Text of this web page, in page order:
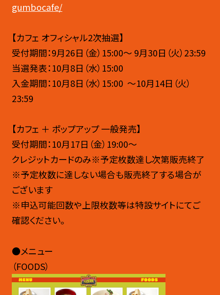
gumbocafe/
【カフェ オフィシャル2次抽選】
受付期間：9月26日（金）15:00〜 9月30日（火）23:59
当選発表：10月8日（水）15:00
入金期間：10月8日（水）15:00 ～10月14日（火）
23:59
【カフェ ＋ ポップアップ 一般発売】
受付期間：10月17日（金）19:00〜
クレジットカードのみ※予定枚数達し次第販売終了
※予定枚数に達しない場合も販売終了する場合が
ございます
※申込可能回数や上限枚数等は特設サイトにてご
確認ください。
●メニュー
（FOODS）